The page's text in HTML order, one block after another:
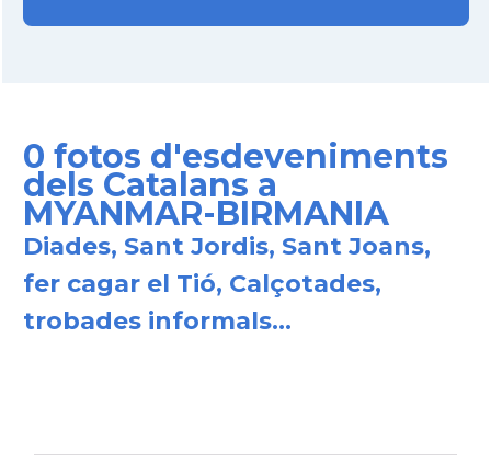
0 fotos d'esdeveniments
dels Catalans a
MYANMAR-BIRMANIA
Diades, Sant Jordis, Sant Joans,
fer cagar el Tió, Calçotades,
trobades informals...